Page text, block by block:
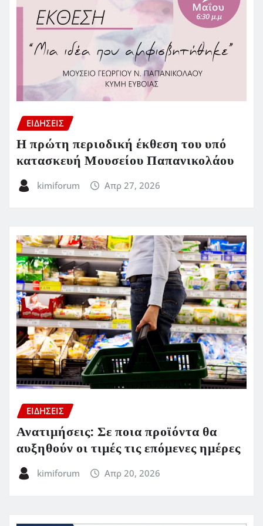
ΕΙΔΗΣΕΙΣ
Η πρώτη περιοδική έκθεση του υπό
κατασκευή Μουσείου Παπανικολάου
kimiforum Απρ 27, 2026
ΕΙΔΗΣΕΙΣ
Ανατιμήσεις: Σε ποια προϊόντα θα
αυξηθούν οι τιμές τις επόμενες ημέρες
kimiforum Απρ 20, 2026